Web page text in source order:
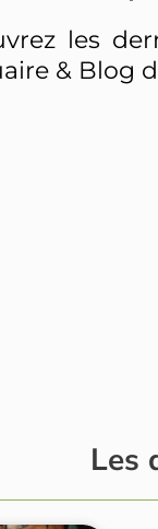
les
& Blog
Les